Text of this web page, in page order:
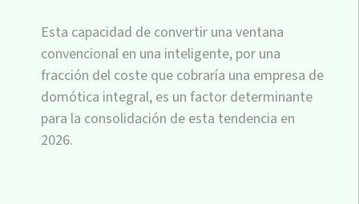
Esta capacidad de convertir una ventana
convencional en una inteligente, por una
fracción del coste que cobraría una empresa de
domótica integral, es un factor determinante
para la consolidación de esta tendencia en
2026.